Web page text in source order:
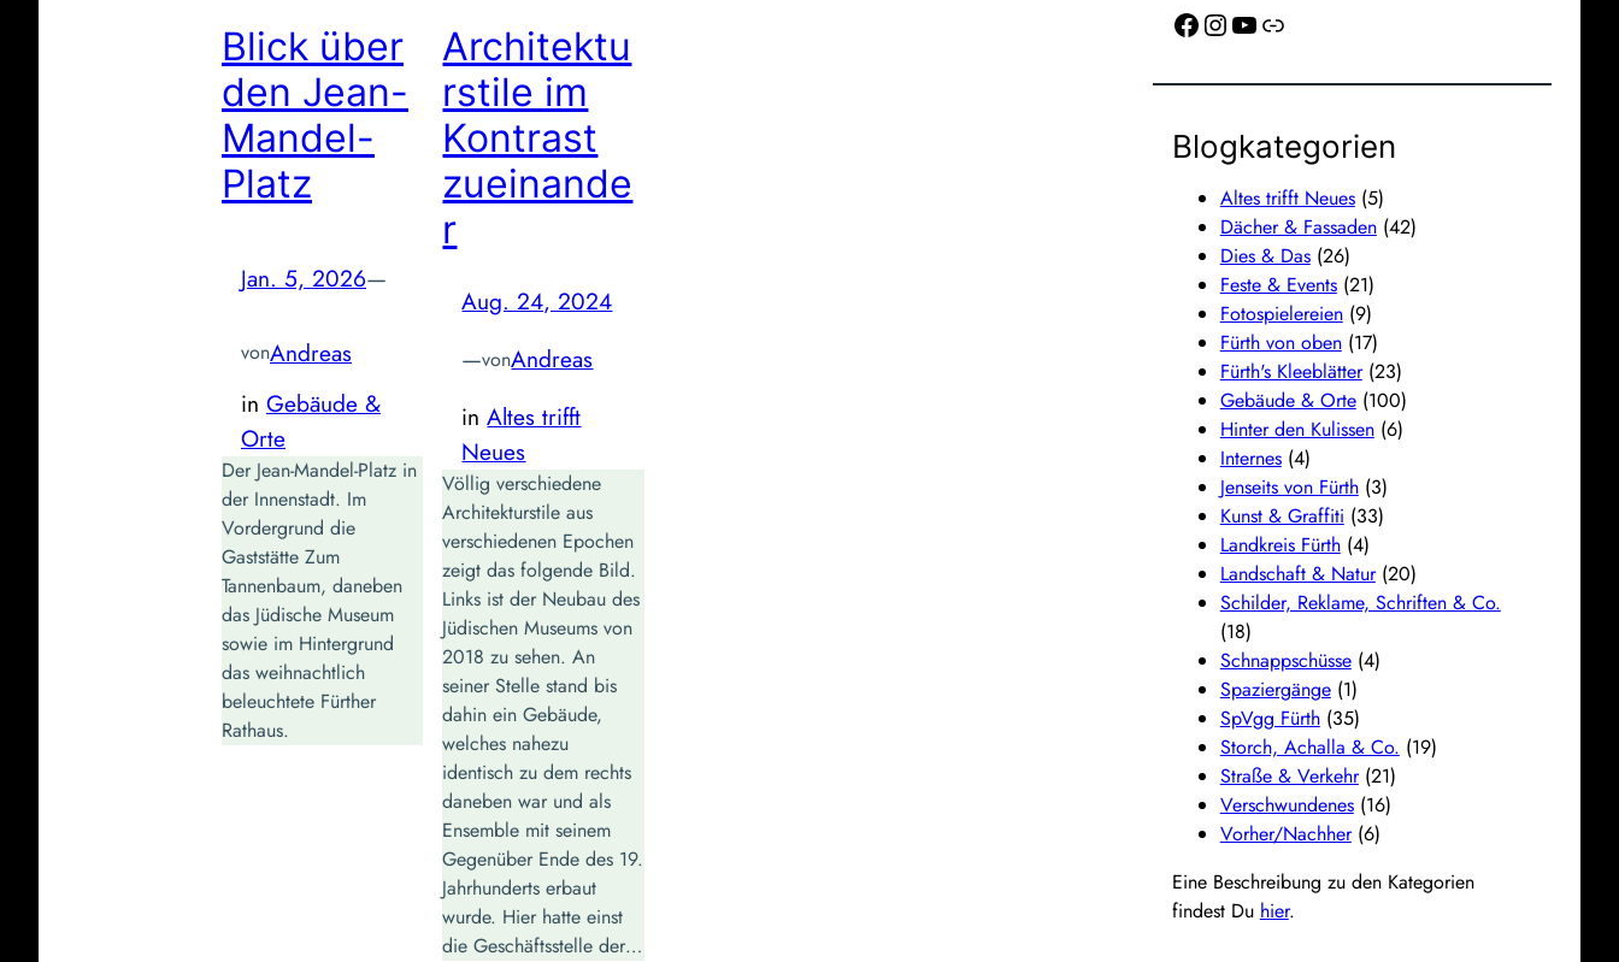
Blick über
den Jean-
Mandel-
Platz
Jan. 5, 2026—
vonAndreas
in Gebäude &
Orte
Der Jean-Mandel-Platz in
der Innenstadt. Im
Vordergrund die
Gaststätte Zum
Tannenbaum, daneben
das Jüdische Museum
sowie im Hintergrund
das weihnachtlich
beleuchtete Fürther
Rathaus.
Architektu
rstile im
Kontrast
zueinande
r
Aug. 24, 2024
—vonAndreas
inAltes trifft
Neues
Völlig verschiedene
Architekturstile aus
verschiedenen Epochen
zeigt das folgende Bild.
Links ist der Neubau des
Jüdischen Museums von
2018 zu sehen. An
seiner Stelle stand bis
dahin ein Gebäude,
welches nahezu
identisch zu dem rechts
daneben war und als
Ensemble mit seinem
Gegenüber Ende des 19.
Jahrhunderts erbaut
wurde. Hier hatte einst
die Geschäftsstelle der…
Facebook Instagram YouTube Link
Blogkategorien
Altes trifft Neues(5)
Dächer & Fassaden(42)
Dies & Das(26)
Feste & Events(21)
Fotospielereien(9)
Fürth von oben(17)
Fürth's Kleeblätter(23)
Gebäude & Orte(100)
Hinter den Kulissen(6)
Internes(4)
Jenseits von Fürth(3)
Kunst & Graffiti (33)
Landkreis Fürth(4)
Landschaft & Natur(20)
Schilder, Reklame, Schriften & Co.
(18)
Schnappschüsse(4)
Spaziergänge(1)
SpVgg Fürth(35)
Storch, Achalla & Co. (19)
Straße & Verkehr(21)
Verschwundenes(16)
Vorher/Nachher(6)
Eine Beschreibung zu den Kategorien
findest Du hier.